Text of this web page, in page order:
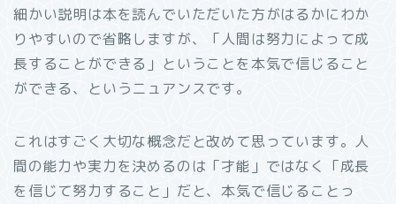
細かい説明は本を読んでいただいた方がはるかにわか
りやすいので省略しますが、「人間は努力によって成
長することができる」ということを本気で信じること
ができる、というニュアンスです。
これはすごく大切な概念だと改めて思っています。人
間の能力や実力を決めるのは「才能」ではなく「成長
を信じて努力すること」だと、本気で信じることっ